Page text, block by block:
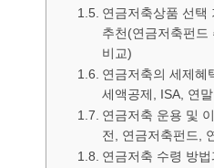
연금저축상품 선택
추천(연금저축펀드
비교)
연금저축의 세제혜
세액공제, ISA, 연
연금저축 운용 및
전, 연금저축펀드,
연금저축 수령 방